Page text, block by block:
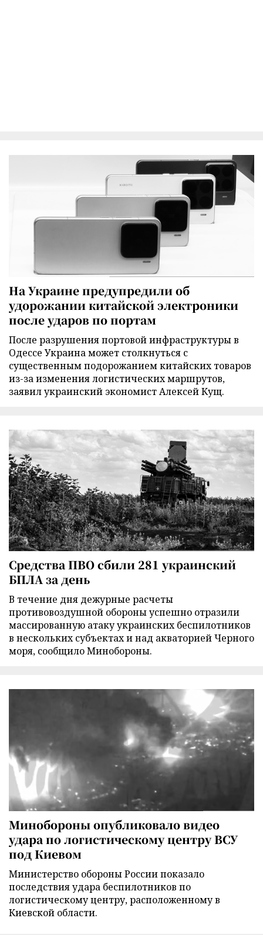
На Украине предупредили об
удорожании китайской электроники
после ударов по портам
После разрушения портовой инфраструктуры в
Одессе Украина может столкнуться с
существенным подорожанием китайских товаров
из-за изменения логистических маршрутов,
заявил украинский экономист Алексей Кущ.
Средства ПВО сбили 281 украинский
БПЛА за день
В течение дня дежурные расчеты
противовоздушной обороны успешно отразили
массированную атаку украинских беспилотников
в нескольких субъектах и над акваторией Черного
моря, сообщило Минобороны.
Минобороны опубликовало видео
удара по логистическому центру ВСУ
под Киевом
Министерство обороны России показало
последствия удара беспилотников по
логистическому центру, расположенному в
Киевской области.